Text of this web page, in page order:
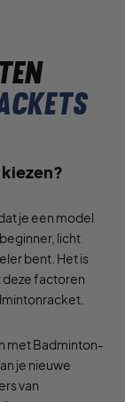
je een model
licht
bent. Het is
deze factoren
met Badminton-
je nieuwe
van